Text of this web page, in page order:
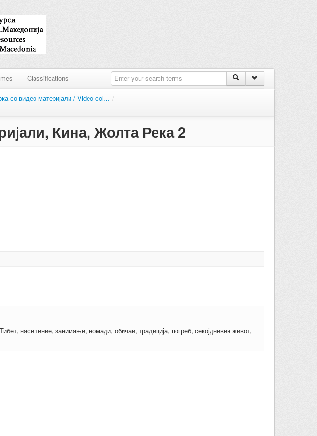
Classifications
со видео материјали / Video col… /
Кина, Жолта Река 2
население, занимање, номади, обичаи, традиција, погреб, секојдневен живот,